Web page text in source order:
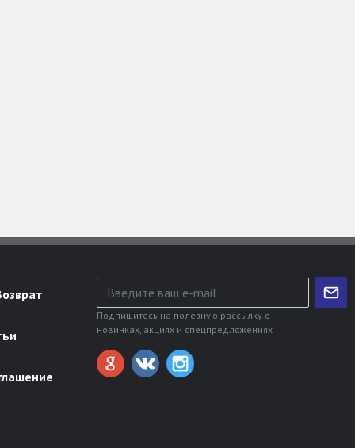
Подпишитесь на полезную рассылку о
новинках, акциях и спецпредложениях